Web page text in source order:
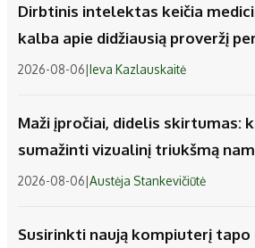
Dirbtinis intelektas keičia
kalba apie didžiausią proveržį
2026-08-06|Ieva Kazlauskaitė
Maži įpročiai, didelis skirtumas:
sumažinti vizualinį triukšmą
2026-08-06|Austėja Stankevičiūtė
Susirinkti naują kompiuterį